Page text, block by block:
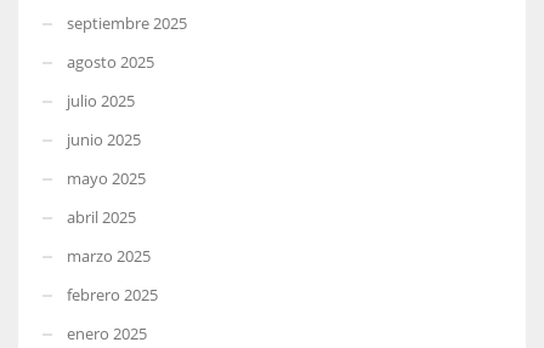
septiembre 2025
agosto 2025
julio 2025
junio 2025
mayo 2025
abril 2025
marzo 2025
febrero 2025
enero 2025